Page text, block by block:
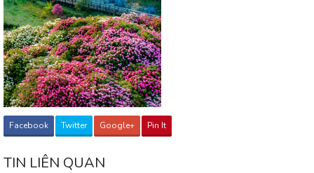
Facebook Twitter Google+ Pin It
TIN LIÊN QUAN